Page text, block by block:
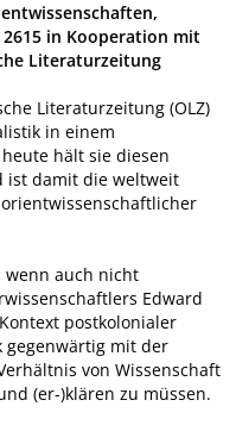
2615 in Kooperation mit
Literaturzeitung
Literaturzeitung (OLZ)
in einem
hält sie diesen
ist damit die weltweit
wenn auch nicht
Edward
postkolonialer
gegenwärtig mit der
von Wissenschaft
(er-)klären zu müssen.